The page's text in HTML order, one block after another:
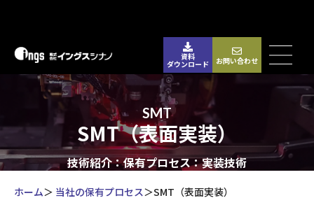
資料
ダウンロード お問い合わせ
SMT
SMT（表面実装）
技術紹介：保有プロセス：実装技術
ホーム 当社の保有プロセス SMT（表面実装）